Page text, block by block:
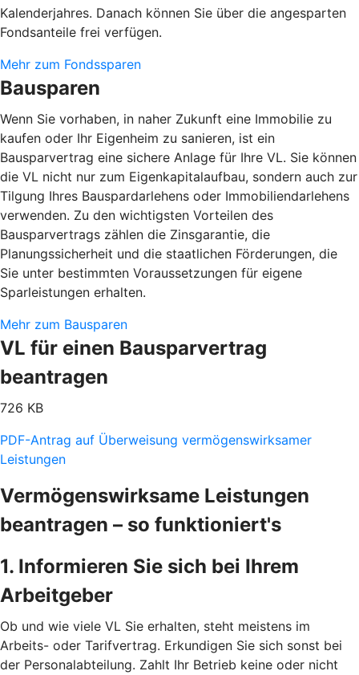
Kalenderjahres. Danach können Sie über die angesparten
Fondsanteile frei verfügen.
Mehr zum Fondssparen
Bausparen
Wenn Sie vorhaben, in naher Zukunft eine Immobilie zu
kaufen oder Ihr Eigenheim zu sanieren, ist ein
Bausparvertrag eine sichere Anlage für Ihre VL. Sie können
die VL nicht nur zum Eigenkapitalaufbau, sondern auch zur
Tilgung Ihres Bauspardarlehens oder Immobiliendarlehens
verwenden. Zu den wichtigsten Vorteilen des
Bausparvertrags zählen die Zinsgarantie, die
Planungssicherheit und die staatlichen Förderungen, die
Sie unter bestimmten Voraussetzungen für eigene
Sparleistungen erhalten.
Mehr zum Bausparen
VL für einen Bausparvertrag
beantragen
726 KB
PDF-Antrag auf Überweisung vermögenswirksamer
Leistungen
Vermögenswirksame Leistungen
beantragen – so funktioniert's
1. Informieren Sie sich bei Ihrem
Arbeitgeber
Ob und wie viele VL Sie erhalten, steht meistens im
Arbeits- oder Tarifvertrag. Erkundigen Sie sich sonst bei
der Personalabteilung. Zahlt Ihr Betrieb keine oder nicht